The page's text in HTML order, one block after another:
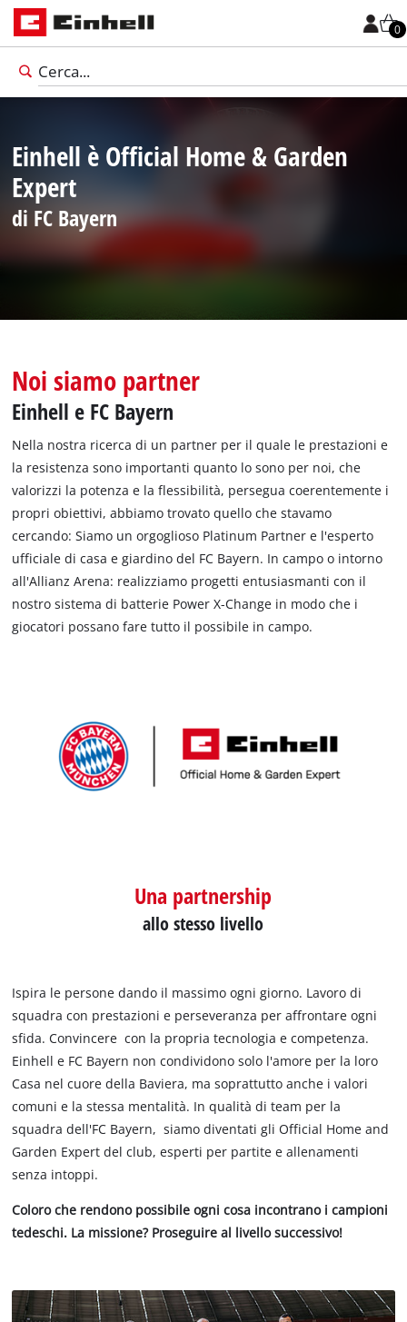
0
ITItaliano
English
Deutsch
Français
Einhell è Official Home & Garden
Expert
di FC Bayern
Noi siamo partner
Einhell e FC Bayern
Nella nostra ricerca di un partner per il quale le prestazioni e
la resistenza sono importanti quanto lo sono per noi, che
valorizzi la potenza e la flessibilità, persegua coerentemente i
propri obiettivi, abbiamo trovato quello che stavamo
cercando: Siamo un orgoglioso Platinum Partner e l'esperto
ufficiale di casa e giardino del FC Bayern. In campo o intorno
all'Allianz Arena: realizziamo progetti entusiasmanti con il
nostro sistema di batterie Power X-Change in modo che i
giocatori possano fare tutto il possibile in campo.
Una partnership
allo stesso livello
Ispira le persone dando il massimo ogni giorno. Lavoro di
squadra con prestazioni e perseveranza per affrontare ogni
sfida. Convincere con la propria tecnologia e competenza.
Einhell e FC Bayern non condividono solo l'amore per la loro
Casa nel cuore della Baviera, ma soprattutto anche i valori
comuni e la stessa mentalità. In qualità di team per la
squadra dell'FC Bayern, siamo diventati gli Official Home and
Garden Expert del club, esperti per partite e allenamenti
senza intoppi.
Coloro che rendono possibile ogni cosa incontrano i campioni
tedeschi. La missione? Proseguire al livello successivo!